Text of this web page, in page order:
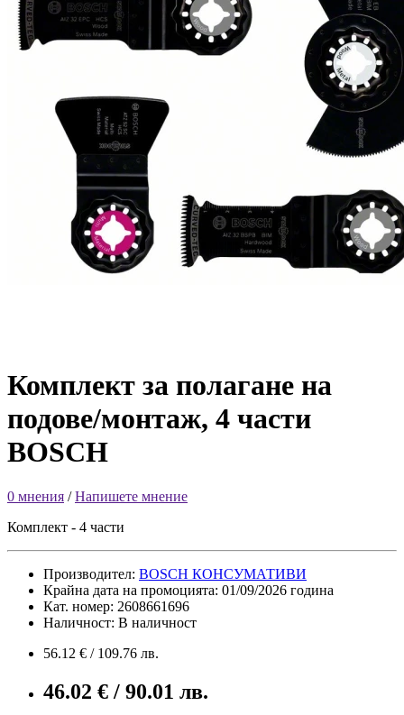
Комплект за полагане на
подове/монтаж, 4 части
BOSCH
0 мнения /Напишете мнение
Комплект - 4 части
Производител: BOSCH КОНСУМАТИВИ
Крайна дата на промоцията: 01/09/2026 година
Кат. номер: 2608661696
Наличност: В наличност
56.12 € / 109.76 лв.
46.02 € / 90.01 лв.